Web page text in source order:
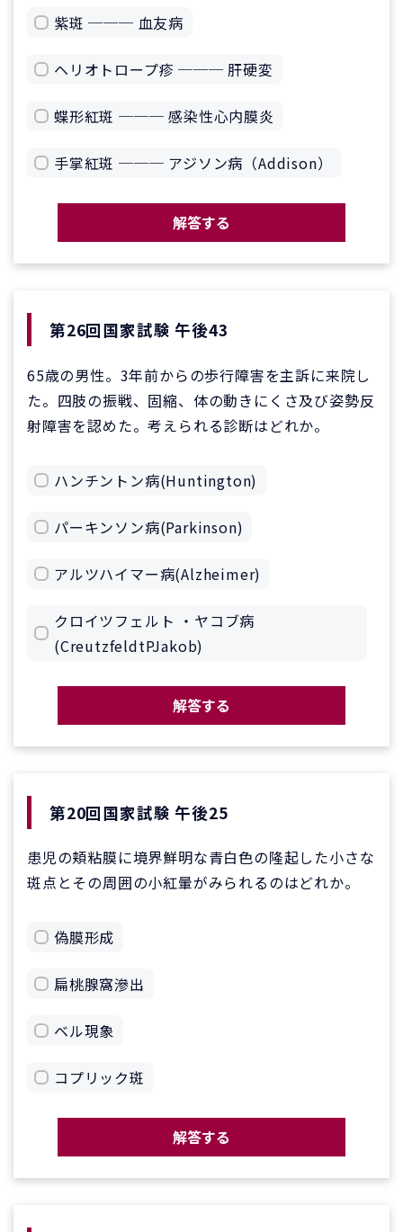
紫斑 ─── 血友病
ヘリオトロープ疹 ─── 肝硬変
蝶形紅斑 ─── 感染性心内膜炎
手掌紅斑 ─── アジソン病（Addison）
解答する
第26回国家試験 午後43
65歳の男性。3年前からの歩行障害を主訴に来院し
た。四肢の振戦、固縮、体の動きにくさ及び姿勢反
射障害を認めた。考えられる診断はどれか。
ハンチントン病(Huntington)
パーキンソン病(Parkinson)
アルツハイマー病(Alzheimer)
クロイツフェルト ・ヤコブ病
(CreutzfeldtPJakob)
解答する
第20回国家試験 午後25
患児の頬粘膜に境界鮮明な青白色の隆起した小さな
斑点とその周囲の小紅暈がみられるのはどれか。
偽膜形成
扁桃腺窩滲出
ベル現象
コプリック斑
解答する